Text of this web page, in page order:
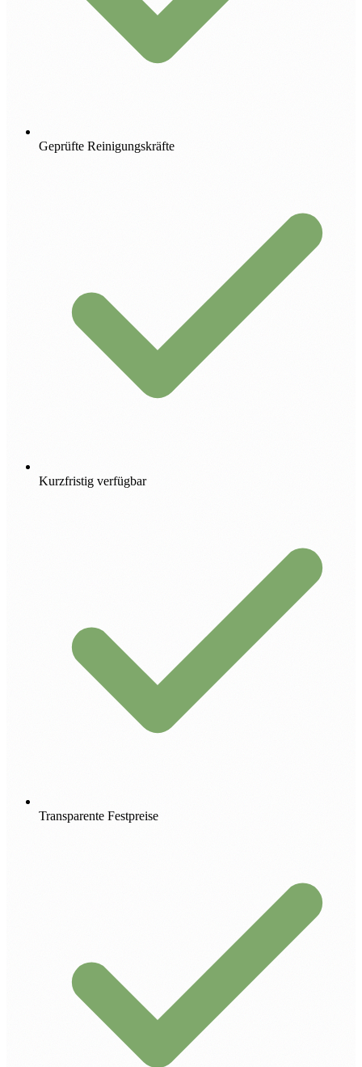
Geprüfte Reinigungskräfte
Kurzfristig verfügbar
Transparente Festpreise